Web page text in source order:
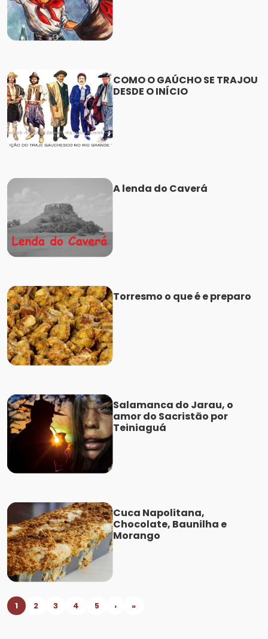
COMO O GAÚCHO SE TRAJOU
DESDE O INÍCIO
A lenda do Caverá
Torresmo o que é e preparo
Salamanca do Jarau, o
amor do Sacristão por
Teiniaguá
Cuca Napolitana,
Chocolate, Baunilha e
Morango
1 2 3 4 5 › »